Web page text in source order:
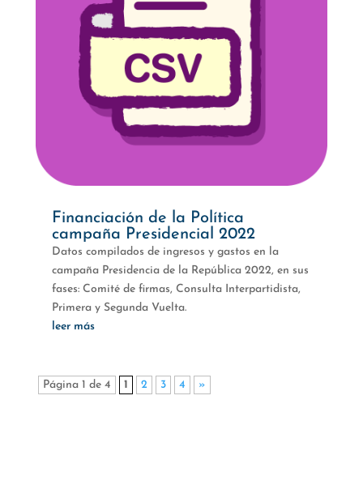
Financiación de la Política
campaña Presidencial 2022
Datos compilados de ingresos y gastos en la
campaña Presidencia de la República 2022, en sus
fases: Comité de firmas, Consulta Interpartidista,
Primera y Segunda Vuelta.
leer más
Página 1 de 4 1 2 3 4 »